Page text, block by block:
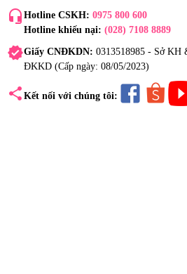
headset_mic Hotline CSKH: 0975 800 600
Hotline khiếu nại: (028) 7108 8889
verifiedGiấy CNĐKDN: 0313518985 - Sở
ĐKKD (Cấp ngày: 08/05/2023)
share Kết nối với chúng tôi: